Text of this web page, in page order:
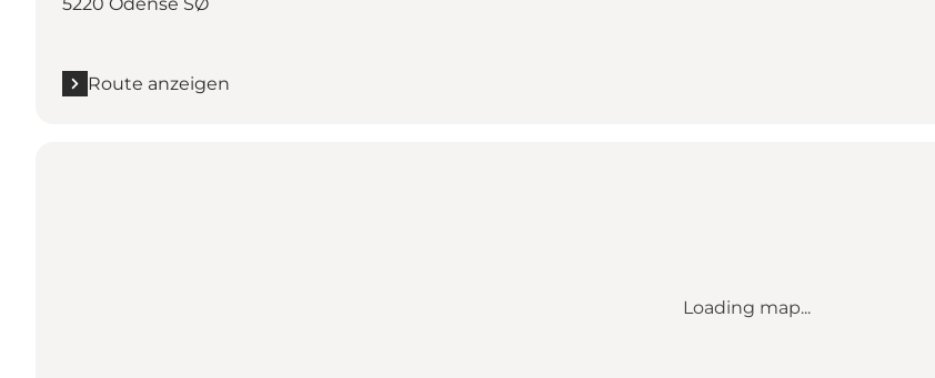
Route anzeigen
Loading map...